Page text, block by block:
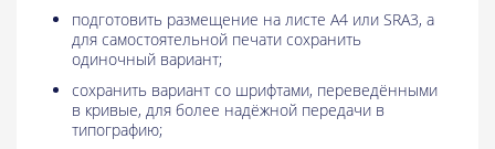
подготовить размещение на листе A4 или SRA3, а
для самостоятельной печати сохранить
одиночный вариант;
сохранить вариант со шрифтами, переведёнными
в кривые, для более надёжной передачи в
типографию;